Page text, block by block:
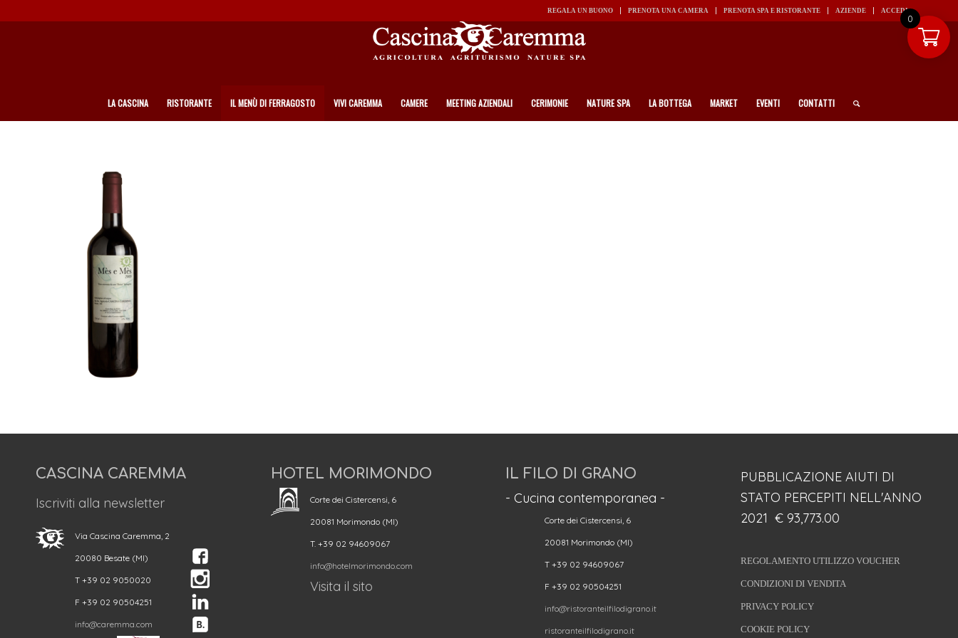
0
REGALA UN BUONO PRENOTA UNA CAMERA PRENOTA SPA E RISTORANTE AZIENDE ACCEDI
LA CASCINA RISTORANTE IL MENÙ DI FERRAGOSTO VIVI CAREMMA CAMERE MEETING AZIENDALI CERIMONIE NATURE SPA LA BOTTEGA MARKET EVENTI CONTATTI
CASCINA CAREMMA
Iscriviti alla newsletter
Via Cascina Caremma, 2
20080 Besate (MI)
T +39 02 9050020
F +39 02 90504251
info@caremma.com
HOTEL MORIMONDO
Corte dei Cistercensi, 6
20081 Morimondo (MI)
T. +39 02 94609067
info@hotelmorimondo.com
Visita il sito
IL FILO DI GRANO
- Cucina contemporanea -
Corte dei Cistercensi, 6
20081 Morimondo (MI)
T +39 02 94609067
F +39 02 90504251
info@ristoranteilfilodigrano.it
ristoranteilfilodigrano.it
PUBBLICAZIONE AIUTI DI
STATO PERCEPITI NELL'ANNO
2021 € 93,773.00
REGOLAMENTO UTILIZZO VOUCHER
CONDIZIONI DI VENDITA
PRIVACY POLICY
COOKIE POLICY